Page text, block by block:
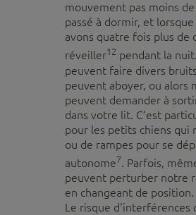
mouvement pas moins
passé à dormir, et
avons quatre fois plus de
réveiller12 pendant la
peuvent faire divers
peuvent aboyer, ou alors
peuvent demander à
dans votre lit. C’est
pour les petits chiens qui
ou de rampes pour se
autonome7. Parfois,
peuvent perturber notre
en changeant de position.
Le risque d'interférences